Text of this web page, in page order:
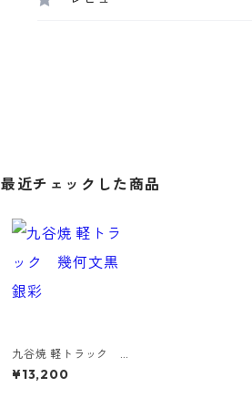
最近チェックした商品
九谷焼 軽トラック 幾
何文黒銀彩
¥13,200